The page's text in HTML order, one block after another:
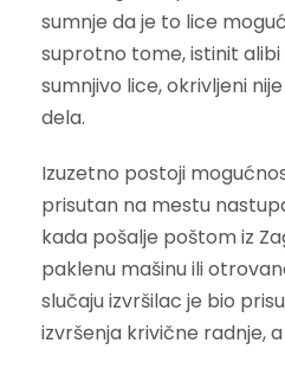
sumnje da je to lice
suprotno tome, istinit
sumnjivo lice, okrivljeni
dela.
Izuzetno postoji
prisutan na mestu
kada pošalje poštom iz
paklenu mašinu ili
slučaju izvršilac je bio
izvršenja krivične radnje,